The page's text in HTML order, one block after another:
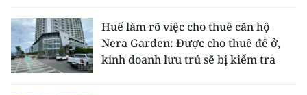
Huế làm rõ việc cho thuê căn hộ
Nera Garden: Được cho thuê để ở,
kinh doanh lưu trú sẽ bị kiểm tra